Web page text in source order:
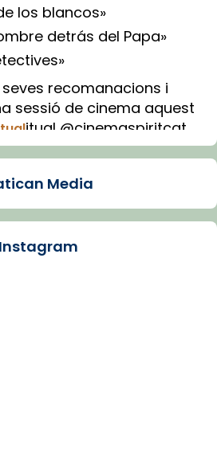
los blancos»
detrás del Papa»
recomanacions i
sessió de cinema aquest
itual @cinemaspiritcat
amb IA (OpenAI)
de Barcelona
Media
Instagram